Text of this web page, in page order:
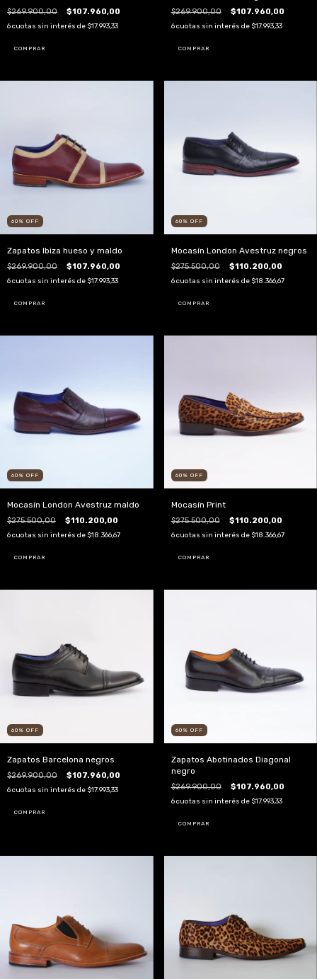
$269.900,00 $107.960,00
6cuotas sin interés de $17.993,33
COMPRAR
$269.900,00 $107.960,00
6 cuotas sin interés de $17.993,33
COMPRAR
60 % OFF
Zapatos Ibiza hueso y maldo
$269.900,00 $107.960,00
6cuotas sin interés de $17.993,33
COMPRAR
60 % OFF
Mocasín London Avestruz negros
$275.500,00 $110.200,00
6 cuotas sin interés de $18.366,67
COMPRAR
60 % OFF
Mocasín London Avestruz maldo
$275.500,00 $110.200,00
6cuotas sin interés de $18.366,67
COMPRAR
60 % OFF
Mocasín Print
$275.500,00 $110.200,00
6 cuotas sin interés de $18.366,67
COMPRAR
60 % OFF
Zapatos Barcelona negros
$269.900,00 $107.960,00
6cuotas sin interés de $17.993,33
COMPRAR
60 % OFF
Zapatos Abotinados Diagonal
negro
$269.900,00 $107.960,00
6 cuotas sin interés de $17.993,33
COMPRAR